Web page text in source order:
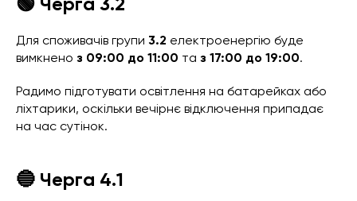
Для споживачів групи 3.2 електроенергію буде
вимкнено з 09:00 до 11:00 та з 17:00 до 19:00.
Радимо підготувати освітлення на батарейках або
ліхтарики, оскільки вечірнє відключення припадає
на час сутінок.
🔵 Черга 4.1